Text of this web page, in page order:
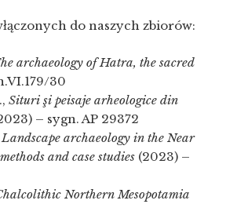
do naszych zbiorów:
archaeology of Hatra, the sacred
30
Situri şi peisaje arheologice din
– sygn. AP 29372
Landscape archaeology in the Near
and case studies (2023) –
Northern Mesopotamia